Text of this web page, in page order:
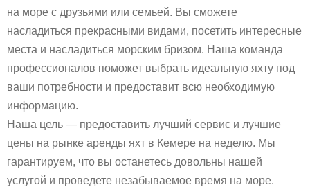
на море с друзьями или семьей. Вы сможете
насладиться прекрасными видами, посетить интересные
места и насладиться морским бризом. Наша команда
профессионалов поможет выбрать идеальную яхту под
ваши потребности и предоставит всю необходимую
информацию.
Наша цель — предоставить лучший сервис и лучшие
цены на рынке аренды яхт в Кемере на неделю. Мы
гарантируем, что вы останетесь довольны нашей
услугой и проведете незабываемое время на море.